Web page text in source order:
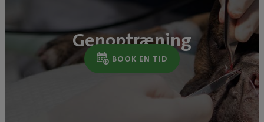
Genoptræning
BOOK EN TID